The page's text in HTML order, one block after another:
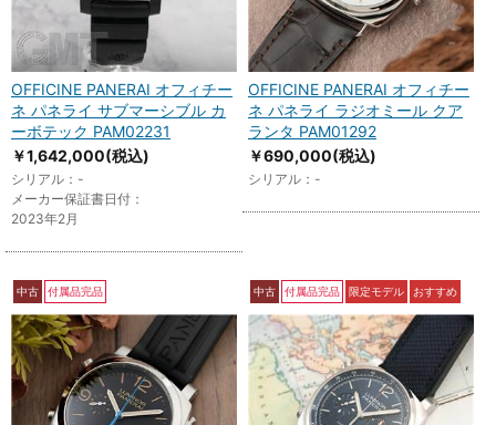
OFFICINE PANERAI オフィチー
ネ パネライ サブマーシブル カ
ーボテック PAM02231
￥1,642,000(税込)
シリアル：-
メーカー保証書日付：
2023年2月
OFFICINE PANERAI オフィチー
ネ パネライ ラジオミール クア
ランタ PAM01292
￥690,000(税込)
シリアル：-
中古 付属品完品 中古 付属品完品 限定モデル おすすめ